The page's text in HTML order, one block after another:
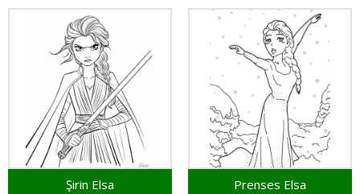
Şirin Elsa Prenses Elsa